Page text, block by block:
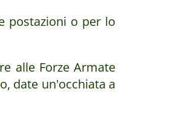
postazioni o per lo
alle Forze Armate
date un'occhiata a